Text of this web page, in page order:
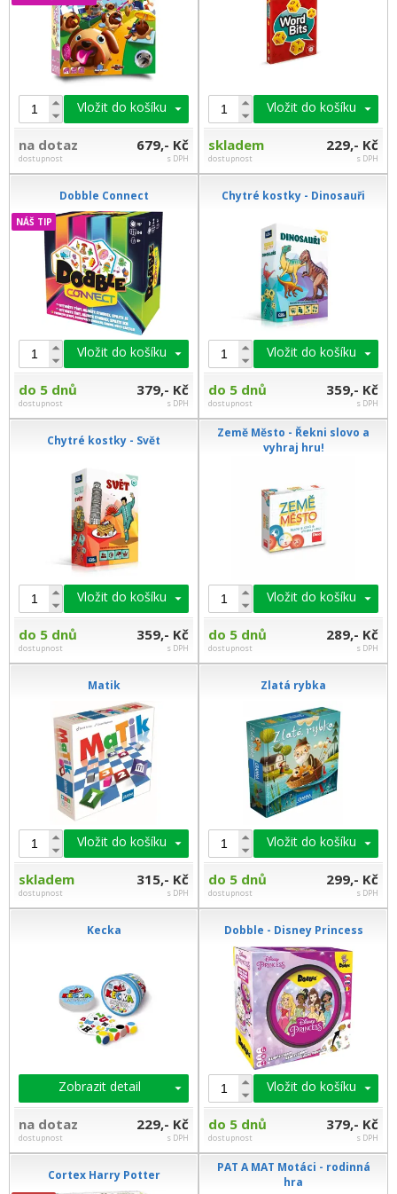
Vložit do košíku
na dotaz
dostupnost
679,- Kč
s DPH
Vložit do košíku
skladem
dostupnost
229,- Kč
s DPH
Dobble Connect
NÁŠ TIP
Vložit do košíku
do 5 dnů
dostupnost
379,- Kč
s DPH
Chytré kostky - Dinosauři
Vložit do košíku
do 5 dnů
dostupnost
359,- Kč
s DPH
Chytré kostky - Svět
Vložit do košíku
do 5 dnů
dostupnost
359,- Kč
s DPH
Země Město - Řekni slovo a
vyhraj hru!
Vložit do košíku
do 5 dnů
dostupnost
289,- Kč
s DPH
Matik
Vložit do košíku
skladem
dostupnost
315,- Kč
s DPH
Zlatá rybka
Vložit do košíku
do 5 dnů
dostupnost
299,- Kč
s DPH
Kecka
Zobrazit detail
na dotaz
dostupnost
229,- Kč
s DPH
Dobble - Disney Princess
Vložit do košíku
do 5 dnů
dostupnost
379,- Kč
s DPH
Cortex Harry Potter
PAT A MAT Motáci - rodinná
hra